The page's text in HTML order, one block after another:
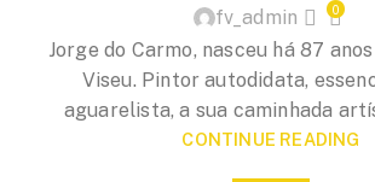
fv_admin 0
Jorge do Carmo, nasceu há 87
Viseu. Pintor autodidata,
aguarelista, a sua caminhada
CONTINUE READING